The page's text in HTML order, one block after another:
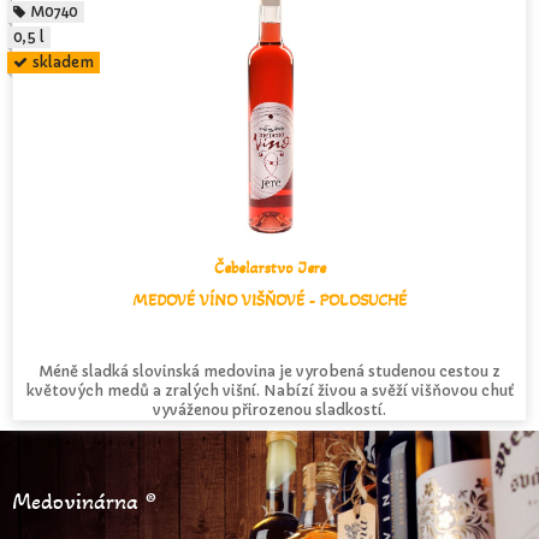
Čebelarstvo Jere
MEDOVÉ VÍNO VIŠŇOVÉ - POLOSUCHÉ
Méně sladká slovinská medovina je vyrobená studenou cestou z
květových medů a zralých višní. Nabízí živou a svěží višňovou chuť
vyváženou přirozenou sladkostí.
M0740
0,5 l
skladem
Medovinárna ®